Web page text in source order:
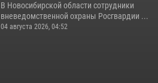
В Новосибирской области сотрудники
вневедомственной охраны Росгвардии ...
04 августа 2026, 04:52